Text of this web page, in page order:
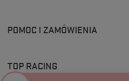
POMOC I ZAMÓWIENIA
TOP RACING